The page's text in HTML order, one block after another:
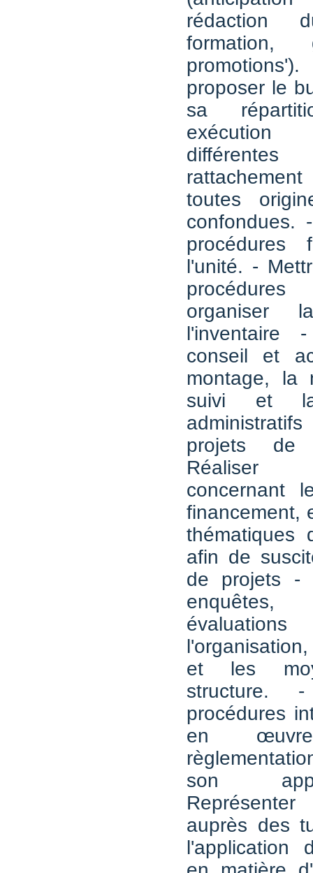
rédaction
formation,
proposer le
sa
toutes
confondues.
procédures
l'unité. -
organiser
l'inventaire
conseil et
montage, la
suivi et la
projets de
Réaliser
concernant
financement,
thématiques
afin de
de projets -
et les
structure.
procédures
en
son
auprès des
l'application